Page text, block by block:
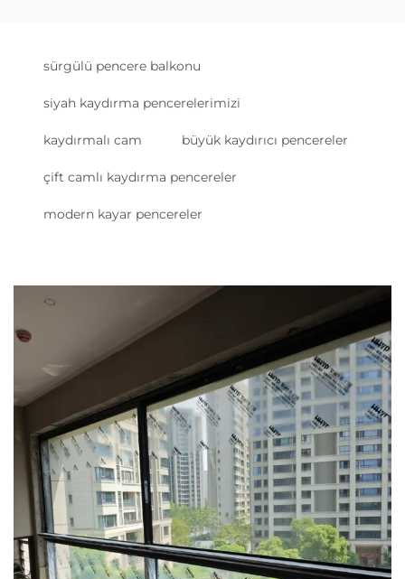
sürgülü pencere balkonu
siyah kaydırma pencerelerimizi
kaydırmalı cam büyük kaydırıcı pencereler
çift camlı kaydırma pencereler
modern kayar pencereler